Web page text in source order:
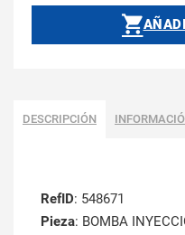
DESCRIPCIÓN
RefID: 548671
Pieza: BOMBA